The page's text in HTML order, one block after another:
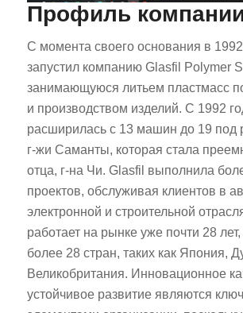
Профиль
С момента своего основания в 1992
запустил компанию Glasfil Polymer
занимающуюся литьем пластмасс
и производством изделий. С 1992
расширилась с 13 машин до 19 под
г-жи Саманты, которая стала
отца, г-на Чи. Glasfil выполнила
проектов, обслуживая клиентов в
электронной и строительной
работает на рынке уже почти 28
более 28 стран, таких как Япония,
Великобритания. Инновационное
устойчивое развитие являются